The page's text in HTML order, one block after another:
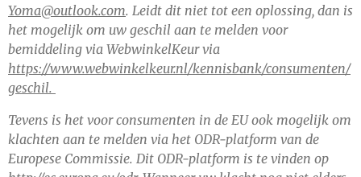
Yoma@outlook.com. Leidt dit niet tot een oplossing, dan is
het mogelijk om uw geschil aan te melden voor
bemiddeling via WebwinkelKeur via
https://www.webwinkelkeur.nl/kennisbank/consumenten/
geschil.
Tevens is het voor consumenten in de EU ook mogelijk om
klachten aan te melden via het ODR-platform van de
Europese Commissie. Dit ODR-platform is te vinden op